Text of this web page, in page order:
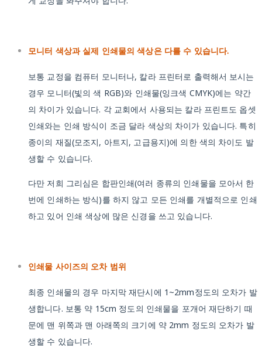
모니터 색상과 실제 인쇄물의 색상은 다를 수 있습니다.
보통 교정을 컴퓨터 모니터나, 칼라 프린터로 출력해서 보시는
경우 모니터(빛의 색 RGB)와 인쇄물(잉크색 CMYK)에는 약간
의 차이가 있습니다. 각 교회에서 사용되는 칼라 프린트도 옵셋
인쇄와는 인쇄 방식이 조금 달라 색상의 차이가 있습니다. 특히
종이의 재질(모조지, 아트지, 고급용지)에 의한 색의 차이도 발
생할 수 있습니다.
다만 저희 그리심은 합판인쇄(여러 종류의 인쇄물을 모아서 한
번에 인쇄하는 방식)를 하지 않고 모든 인쇄를 개별적으로 인쇄
하고 있어 인쇄 색상에 많은 신경을 쓰고 있습니다.
인쇄물 사이즈의 오차 범위
최종 인쇄물의 경우 마지막 재단시에 1~2mm정도의 오차가 발
생합니다. 보통 약 15cm 정도의 인쇄물을 포개어 재단하기 때
문에 맨 위쪽과 맨 아래쪽의 크기에 약 2mm 정도의 오차가 발
생할 수 있습니다.